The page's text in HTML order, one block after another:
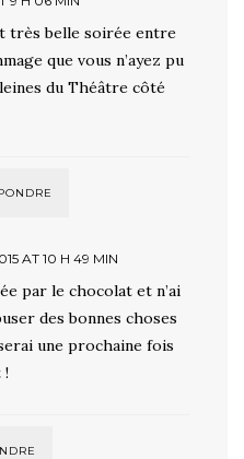
très belle soirée entre
que vous n’ayez pu
du Théâtre côté
AT 10 H 49 MIN
par le chocolat et n’ai
des bonnes choses
une prochaine fois
!